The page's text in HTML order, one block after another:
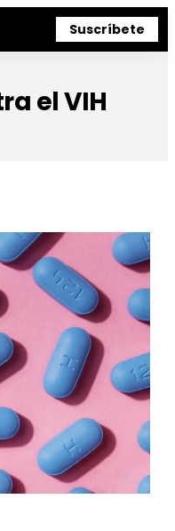
Suscríbete
el VIH